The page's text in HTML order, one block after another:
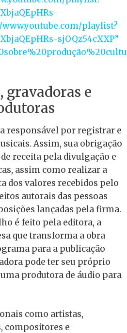
playlist?
sjOQz54cXXP”
gravadoras e
responsável por registrar e
Assim, sua obrigação
receita pela divulgação e
assim como realizar a
dos valores recebidos pelo
autorais das pessoas
lançadas pela firma.
é feito pela editora, a
que transforma a obra
para a publicação
pode ter seu próprio
produtora de áudio para
como artistas,
compositores e